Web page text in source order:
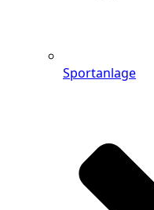
Sportanlage